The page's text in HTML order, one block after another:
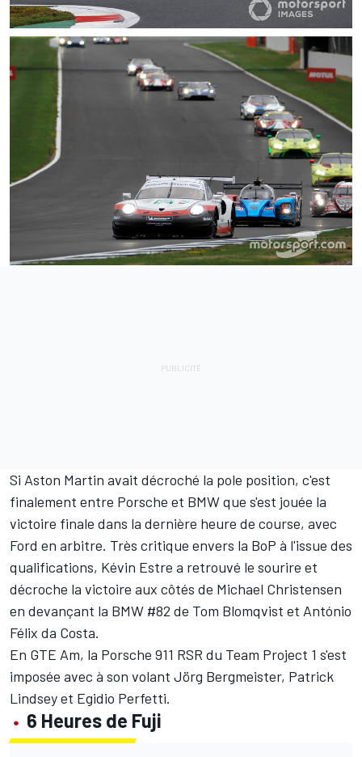
Si Aston Martin avait décroché la pole position, c'est
finalement entre Porsche et BMW que s'est jouée la
victoire finale dans la dernière heure de course, avec
Ford en arbitre. Très critique envers la BoP à l'issue des
qualifications, Kévin Estre a retrouvé le sourire et
décroche la victoire aux côtés de Michael Christensen
en devançant la BMW #82 de Tom Blomqvist et António
Félix da Costa.
En GTE Am, la Porsche 911 RSR du Team Project 1 s'est
imposée avec à son volant Jörg Bergmeister, Patrick
Lindseyet Egidio Perfetti.
6 Heures de Fuji